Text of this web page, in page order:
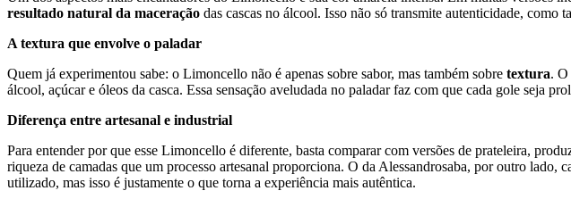
resultado natural da maceração das cascas no álcool. Isso não só transmite autenticidade, como
A textura que envolve o paladar
Quem já experimentou sabe: o Limoncello não é apenas sobre sabor, mas também sobre textura. O
álcool, açúcar e óleos da casca. Essa sensação aveludada no paladar faz com que cada gole seja
Diferença entre artesanal e industrial
Para entender por que esse Limoncello é diferente, basta comparar com versões de prateleira,
riqueza de camadas que um processo artesanal proporciona. O da Alessandrosaba, por outro
utilizado, mas isso é justamente o que torna a experiência mais autêntica.